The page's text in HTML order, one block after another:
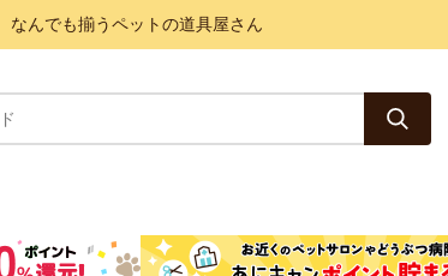
なんでも揃うペットの道具屋さん